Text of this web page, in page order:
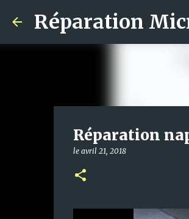
Réparation
Réparation
le avril 21, 2018